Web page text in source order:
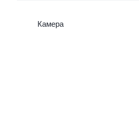
Камера